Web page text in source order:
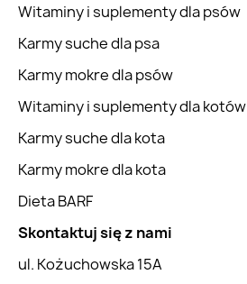
Witaminy i suplementy dla psów
Karmy suche dla psa
Karmy mokre dla psów
Witaminy i suplementy dla kotów
Karmy suche dla kota
Karmy mokre dla kota
Dieta BARF
Skontaktuj się z nami
ul. Kożuchowska 15A